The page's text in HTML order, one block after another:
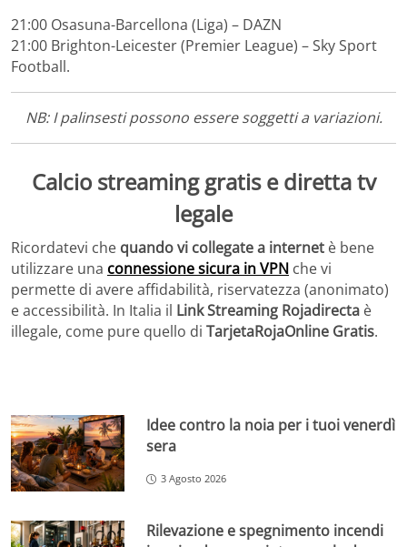
21:00 Osasuna-Barcellona (Liga) – DAZN
21:00 Brighton-Leicester (Premier League) – Sky Sport
Football.
NB: I palinsesti possono essere soggetti a variazioni.
Calcio streaming gratis e diretta tv
legale
Ricordatevi che quando vi collegate a internet è bene
utilizzare una connessione sicura in VPN che vi
permette di avere affidabilità, riservatezza (anonimato)
e accessibilità. In Italia il Link Streaming Rojadirecta è
illegale, come pure quello di TarjetaRojaOnline Gratis.
Idee contro la noia per i tuoi venerdì
sera
3 Agosto 2026
Rilevazione e spegnimento incendi